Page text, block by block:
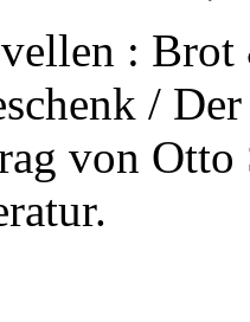
:
/
von Otto